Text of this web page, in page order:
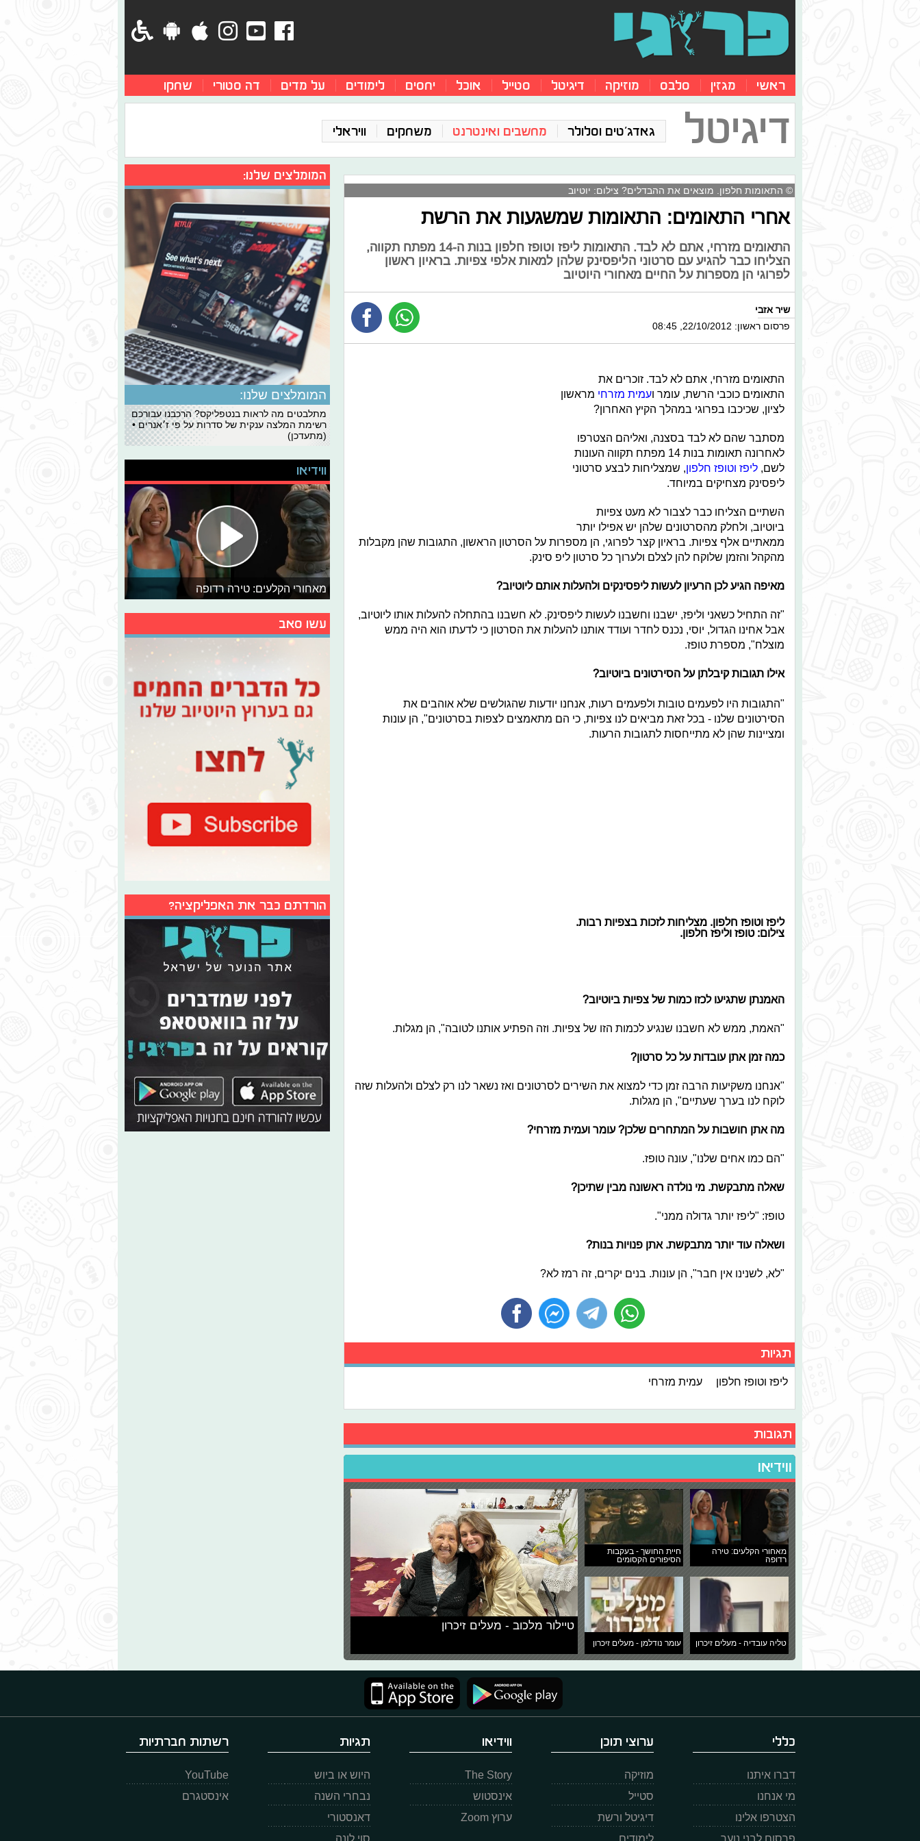
ראשי מגזין סלבס מוזיקה דיגיטל סטייל אוכל יחסים לימודים על מדים דה סטורי שחקו
דיגיטל גאדג'טים וסלולר מחשבים ואינטרנט משחקים וויראלי
© התאומות חלפון. מוצאים את ההבדלים? צילום: יוטיוב
אחרי התאומים: התאומות שמשגעות את הרשת
התאומים מזרחי, אתם לא לבד. התאומות ליפז וטופז חלפון בנות ה-14 מפתח תקווה,
הצליחו כבר להגיע עם סרטוני הליפסינק שלהן למאות אלפי צפיות. בראיון ראשון
לפרוגי הן מספרות על החיים מאחורי היוטיוב
שיר אזבי
פרסום ראשון: 22/10/2012, 08:45
התאומים מזרחי, אתם לא לבד. זוכרים את
התאומים כוכבי הרשת, עומר ועמית מזרחי מראשון
לציון, שכיכבו בפרוגי במהלך הקיץ האחרון?
מסתבר שהם לא לבד בסצנה, ואליהם הצטרפו
לאחרונה תאומות בנות 14 מפתח תקווה העונות
לשם, ליפז וטופז חלפון, שמצליחות לבצע סרטוני
ליפסינק מצחיקים במיוחד.
השתיים הצליחו כבר לצבור לא מעט צפיות
ביוטיוב, ולחלק מהסרטונים שלהן יש אפילו יותר
ממאתיים אלף צפיות. בראיון קצר לפרוגי, הן מספרות על הסרטון הראשון, התגובות שהן מקבלות
מהקהל והזמן שלוקח להן לצלם ולערוך כל סרטון ליפ סינק.
מאיפה הגיע לכן הרעיון לעשות ליפסינקים ולהעלות אותם ליוטיוב?
"זה התחיל כשאני וליפז, ישבנו וחשבנו לעשות ליפסינק. לא חשבנו בהתחלה להעלות אותו ליוטיוב,
אבל אחינו הגדול, יוסי, נכנס לחדר ועודד אותנו להעלות את הסרטון כי לדעתו הוא היה ממש
מוצלח", מספרת טופז.
אילו תגובות קיבלתן על הסירטונים ביוטיוב?
"התגובות היו לפעמים טובות ולפעמים רעות, אנחנו יודעות שהגולשים שלא אוהבים את
הסירטונים שלנו - בכל זאת מביאים לנו צפיות, כי הם מתאמצים לצפות בסרטונים", הן עונות
ומציינות שהן לא מתייחסות לתגובות הרעות.
ליפז וטופז חלפון. מצליחות לזכות בצפיות רבות.
צילום: טופז וליפז חלפון.
האמנתן שתגיעו לכזו כמות של צפיות ביוטיוב?
"האמת, ממש לא חשבנו שנגיע לכמות הזו של צפיות. וזה הפתיע אותנו לטובה", הן מגלות.
כמה זמן אתן עובדות על כל סרטון?
"אנחנו משקיעות הרבה זמן כדי למצוא את השירים לסרטונים ואז נשאר לנו רק לצלם ולהעלות שזה
לוקח לנו בערך שעתיים", הן מגלות.
מה אתן חושבות על המתחרים שלכן? עומר ועמית מזרחי?
"הם כמו אחים שלנו", עונה טופז.
שאלה מתבקשת. מי נולדה ראשונה מבין שתיכן?
טופז: "ליפז יותר גדולה ממני".
ושאלה עוד יותר מתבקשת. אתן פנויות בנות?
"לא, לשנינו אין חבר", הן עונות. בנים יקרים, זה רמז לא?
תגיות
ליפז וטופז חלפון עמית מזרחי
תגובות
ווידיאו
מאחורי הקלעים: טירה
רדופה
חיית החושך - בעקבות
הסיפורים הקסומים
טליה עובדיה - מעלים זיכרון עומר נודלמן - מעלים זיכרון
טיילור מלכוב - מעלים זיכרון
המומלצים שלנו:
המומלצים שלנו:
מתלבטים מה לראות בנטפליקס? הרכבנו עבורכם
רשימת המלצה ענקית של סדרות על פי ז׳אנרים •
(מתעדכן)
ווידיאו
מאחורי הקלעים: טירה רדופה
עשו סאב
הורדתם כבר את האפליקציה?
כללי
דברו איתנו
מי אנחנו
הצטרפו אלינו
פרסום לבני נוער
ערוצי תוכן
מוזיקה
סטייל
דיגיטל ורשת
לימודים
ווידיאו
The Story
אינסטוש
ערוץ Zoom
תגיות
היוש או ביוש
נבחרי השנה
דאנסטורי
סוי לונה
רשתות חברתיות
YouTube
אינסטגרם